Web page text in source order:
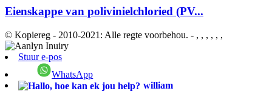
Eienskappe van polivinielchloried (PV...
© Kopiereg - 2010-2021: Alle regte voorbehou. - , , , , , ,
Stuur e-pos
WhatsApp
william